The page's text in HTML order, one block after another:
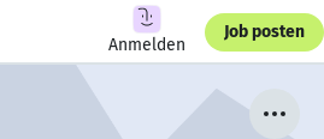
Anmelden
Job posten